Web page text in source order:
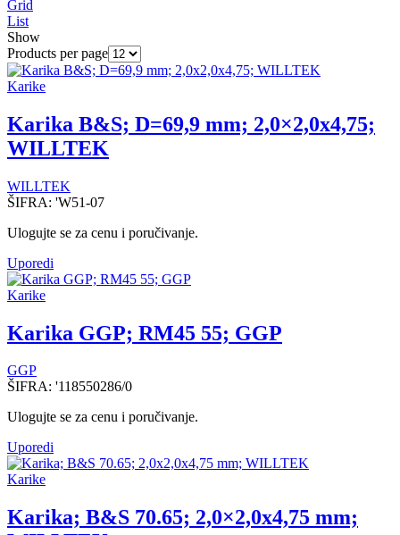
Grid
List
Show
Products per page
Karike
Karika B&S; D=69,9 mm; 2,0×2,0x4,75;
WILLTEK
WILLTEK
ŠIFRA: 'W51-07
Ulogujte se za cenu i poručivanje.
Uporedi
Karike
Karika GGP; RM45 55; GGP
GGP
ŠIFRA: '118550286/0
Ulogujte se za cenu i poručivanje.
Uporedi
Karike
Karika; B&S 70.65; 2,0×2,0x4,75 mm;